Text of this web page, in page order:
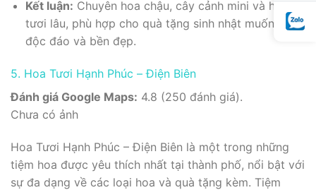
Kết luận: Chuyên hoa chậu, cây cảnh mini và hoa
tươi lâu, phù hợp cho quà tặng sinh nhật muốn sự
độc đáo và bền đẹp.
5. Hoa Tươi Hạnh Phúc – Điện Biên
Đánh giá Google Maps: 4.8 (250 đánh giá).
Chưa có ảnh
Hoa Tươi Hạnh Phúc – Điện Biên là một trong những
tiệm hoa được yêu thích nhất tại thành phố, nổi bật với
sự đa dạng về các loại hoa và quà tặng kèm. Tiệm